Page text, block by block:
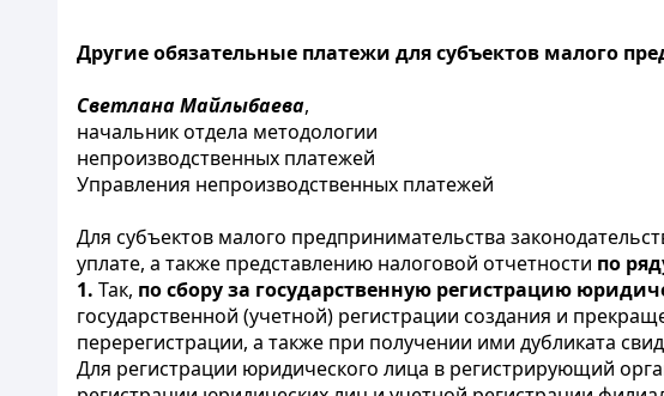
Другие обязательные платежи для субъектов малого
Светлана Майлыбаева,
начальник отдела методологии
непроизводственных платежей
Управления непроизводственных платежей
Для субъектов малого предпринимательства
уплате, а также представлению налоговой отчетности по
1. Так, по сбору за государственную регистрацию
государственной (учетной) регистрации создания и
перерегистрации, а также при получении ими дубликата
Для регистрации юридического лица в регистрирующий